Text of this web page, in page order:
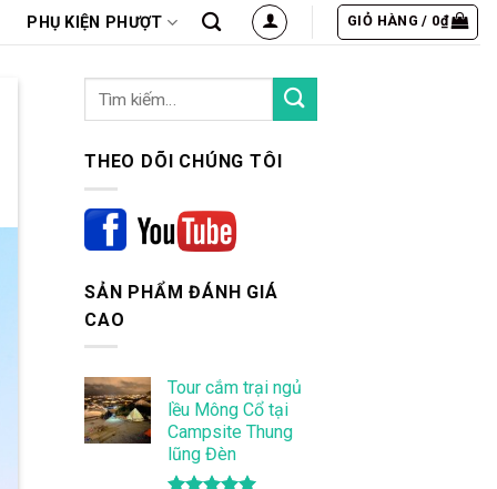
PHỤ KIỆN PHƯỢT GIỎ HÀNG / 0₫
THEO DÕI CHÚNG TÔI
SẢN PHẨM ĐÁNH GIÁ
CAO
Tour cắm trại ngủ
lều Mông Cổ tại
Campsite Thung
lũng Đèn